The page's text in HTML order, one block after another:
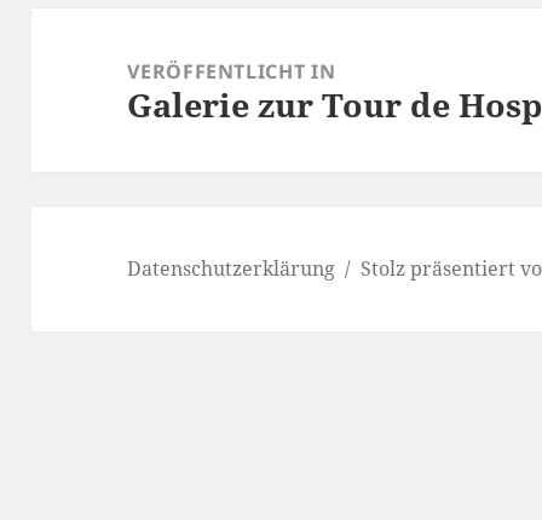
VERÖFFENTLICHT IN
Galerie zur Tour de
Datenschutzerklärung Stolz präsentiert